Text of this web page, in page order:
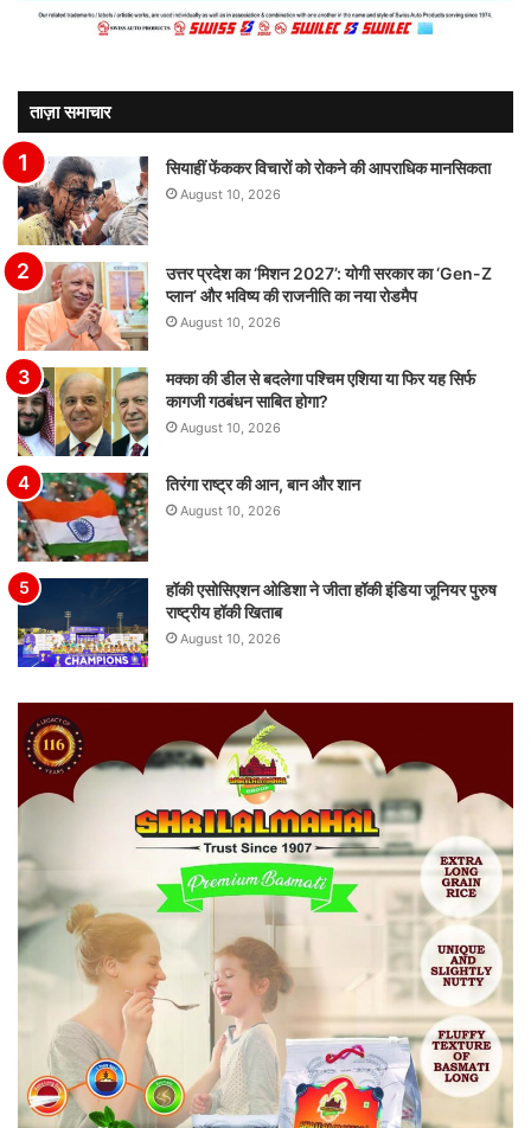
ताज़ा समाचार
सियाहीं फेंककर विचारों को रोकने की आपराधिक मानसिकता
August 10, 2026
उत्तर प्रदेश का ‘मिशन 2027’: योगी सरकार का ‘Gen-Z
प्लान’ और भविष्य की राजनीति का नया रोडमैप
August 10, 2026
मक्का की डील से बदलेगा पश्चिम एशिया या फिर यह सिर्फ
कागजी गठबंधन साबित होगा?
August 10, 2026
तिरंगा राष्ट्र की आन, बान और शान
August 10, 2026
हॉकी एसोसिएशन ओडिशा ने जीता हॉकी इंडिया जूनियर पुरुष
राष्ट्रीय हॉकी खिताब
August 10, 2026